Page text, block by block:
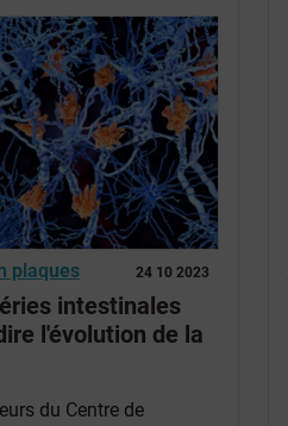
24 10 2023
plaques
intestinales
l'évolution de la
du Centre de